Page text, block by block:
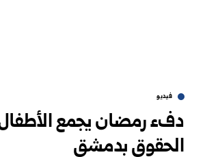
فيديو
دفء رمضان يجمع الأطفال
الحقوق بدمشق